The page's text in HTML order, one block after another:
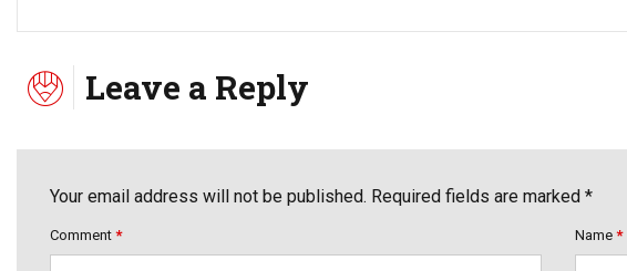
Leave a Reply
Your email address will not be published. Required fields are marked *
Comment * Name *